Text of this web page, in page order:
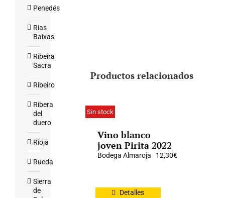
Productos relacionados
Sin stock
Vino blanco
joven Pirita 2022
Bodega Almaroja 12,30€
Detalles
Penedés
Rias
Baixas
Ribeira
Sacra
Ribeiro
Ribera
del
duero
Rioja
Rueda
Sierra
de